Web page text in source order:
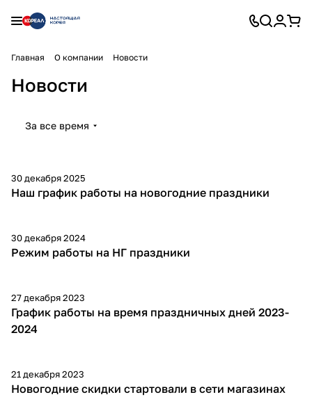
Главная О компании Новости
Новости
За все время
30 декабря 2025
Наш график работы на новогодние праздники
30 декабря 2024
Режим работы на НГ праздники
27 декабря 2023
График работы на время праздничных дней 2023-
2024
21 декабря 2023
Новогодние скидки стартовали в сети магазинах